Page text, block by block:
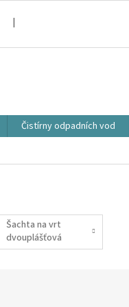
Čistírny odpadních vod
Šachta na vrt
dvouplášťová